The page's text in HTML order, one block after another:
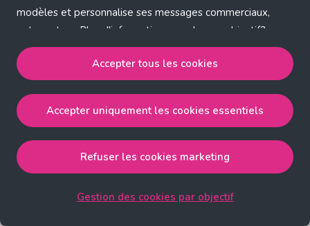
modèles et personnalise ses messages commerciaux,
entre autres. Plus d'informations sur chaque objectif?
Cliquez sur 'Gestion des cookies par objectif'.
Notre politique de cookies
Accepter tous les cookies
strictement nécessaires, performance, fonctionnalité et
publicité ciblée.
Accepter uniquement les cookies essentielsaccepte
les cookies strictement nécessaires.
Accepter tous les cookies
Accepter uniquement les cookies essentiels
Refuser les cookies marketing
Gestion des cookies par objectif